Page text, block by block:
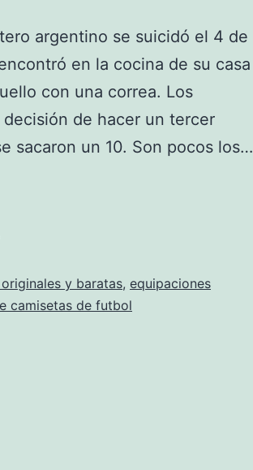
argentino se suicidó el 4 de
en la cocina de su casa
con una correa. Los
de hacer un tercer
sacaron un 10. Son pocos los…
y baratas, equipaciones
camisetas de futbol